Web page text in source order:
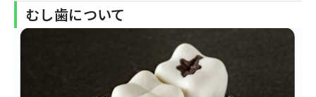
むし歯について